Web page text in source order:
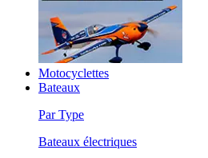
Motocyclettes
Bateaux
Par Type
Bateaux électriques